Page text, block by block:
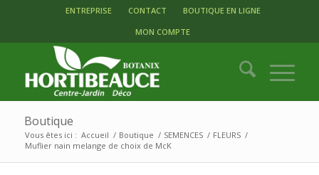
ENTREPRISE CONTACT
BOUTIQUE EN LIGNE
MON COMPTE
Boutique
Vous êtes ici : Accueil / Boutique / SEMENCES / FLEURS /
Muflier nain melange de choix de McK